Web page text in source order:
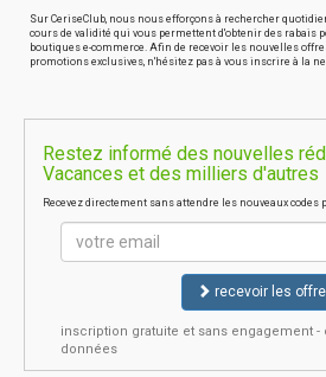
Sur CeriseClub, nous nous efforçons à rechercher
cours de validité qui vous permettent d'obtenir des rabais
boutiques e-commerce. Afin de recevoir les nouvelles
promotions exclusives, n'hésitez pas à vous inscrire à la
Restez informé des nouvelles
Vacances et des milliers d'autres
Recevez directement sans attendre les nouveaux
recevoir les
inscription gratuite et sans engagement
données